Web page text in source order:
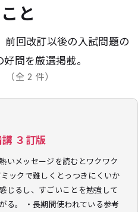
と
回改訂以後の入試問題の
問を厳選掲載。
（全 2 件）
３訂版
いメッセージを読むとワクワク
ックで難しくとっつきにくいか
じるし、すごいことを勉強して
る。 ・長期間使われている参考